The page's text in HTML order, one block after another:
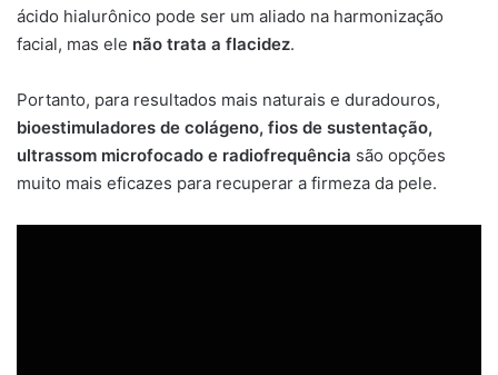
ácido hialurônico pode ser um aliado na harmonização
facial, mas ele não trata a flacidez.
Portanto, para resultados mais naturais e duradouros,
bioestimuladores de colágeno, fios de sustentação,
ultrassom microfocado e radiofrequência são opções
muito mais eficazes para recuperar a firmeza da pele.